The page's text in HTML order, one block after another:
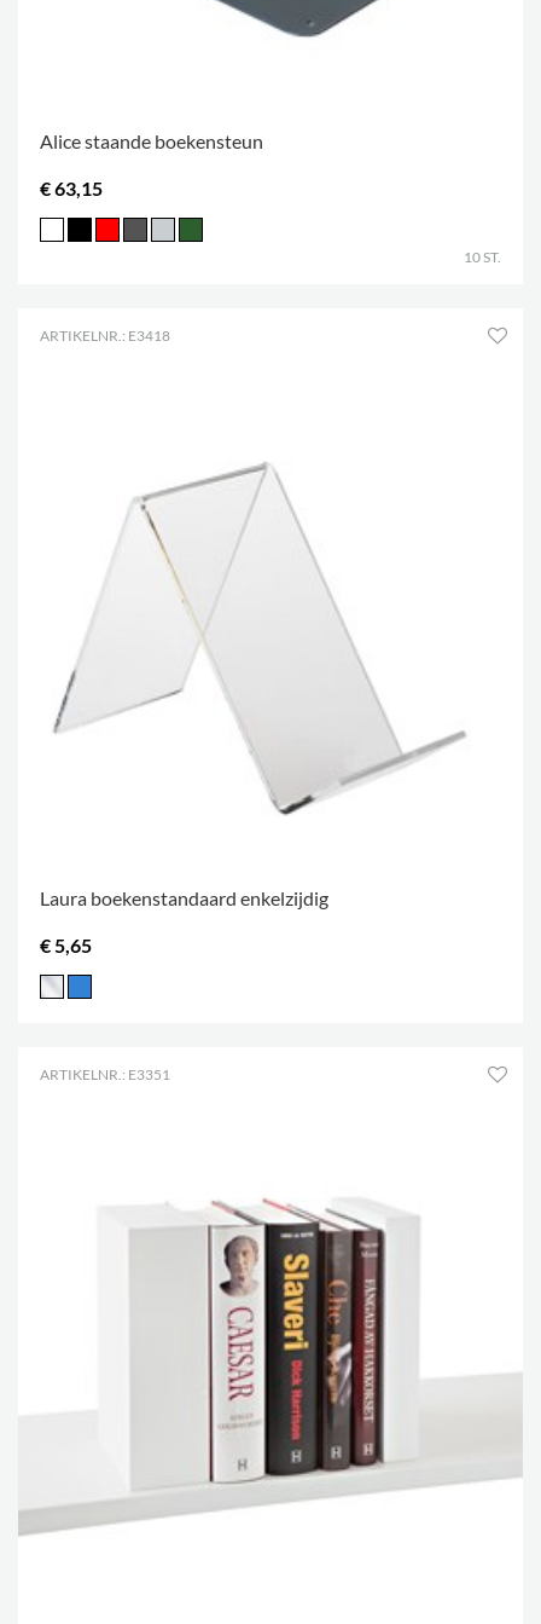
Alice staande boekensteun
€ 63,15
10 ST.
ARTIKELNR.: E3418
Laura boekenstandaard enkelzijdig
€ 5,65
ARTIKELNR.: E3351